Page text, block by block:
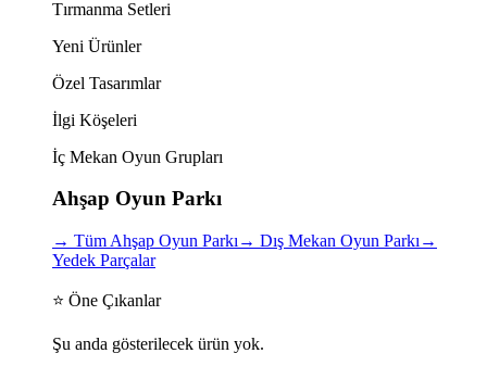
Tırmanma Setleri
Yeni Ürünler
Özel Tasarımlar
İlgi Köşeleri
İç Mekan Oyun Grupları
Ahşap Oyun Parkı
→ Tüm Ahşap Oyun Parkı → Dış Mekan Oyun Parkı →
Yedek Parçalar
⭐ Öne Çıkanlar
Şu anda gösterilecek ürün yok.